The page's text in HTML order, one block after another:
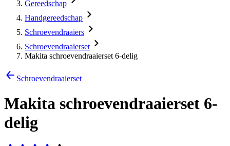
Gereedschap
Handgereedschap
Schroevendraaiers
Schroevendraaierset
Makita schroevendraaierset 6-delig
Schroevendraaierset
Makita schroevendraaierset 6-
delig